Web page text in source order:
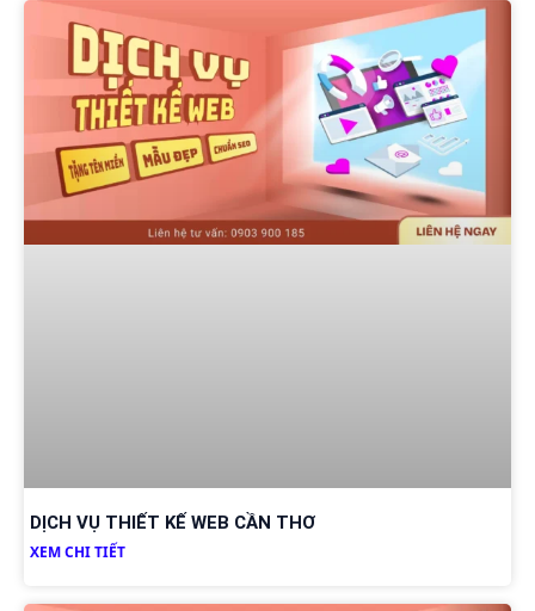
DỊCH VỤ THIẾT KẾ WEB CẦN THƠ
XEM CHI TIẾT